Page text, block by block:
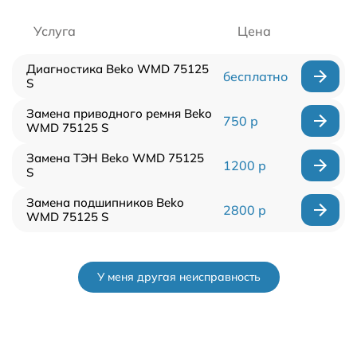
Услуга Цена
Диагностика Beko WMD 75125
S
бесплатно
Замена приводного ремня Beko
WMD 75125 S
750 р
Замена ТЭН Beko WMD 75125
S
1200 р
Замена подшипников Beko
WMD 75125 S
2800 р
У меня другая неисправность